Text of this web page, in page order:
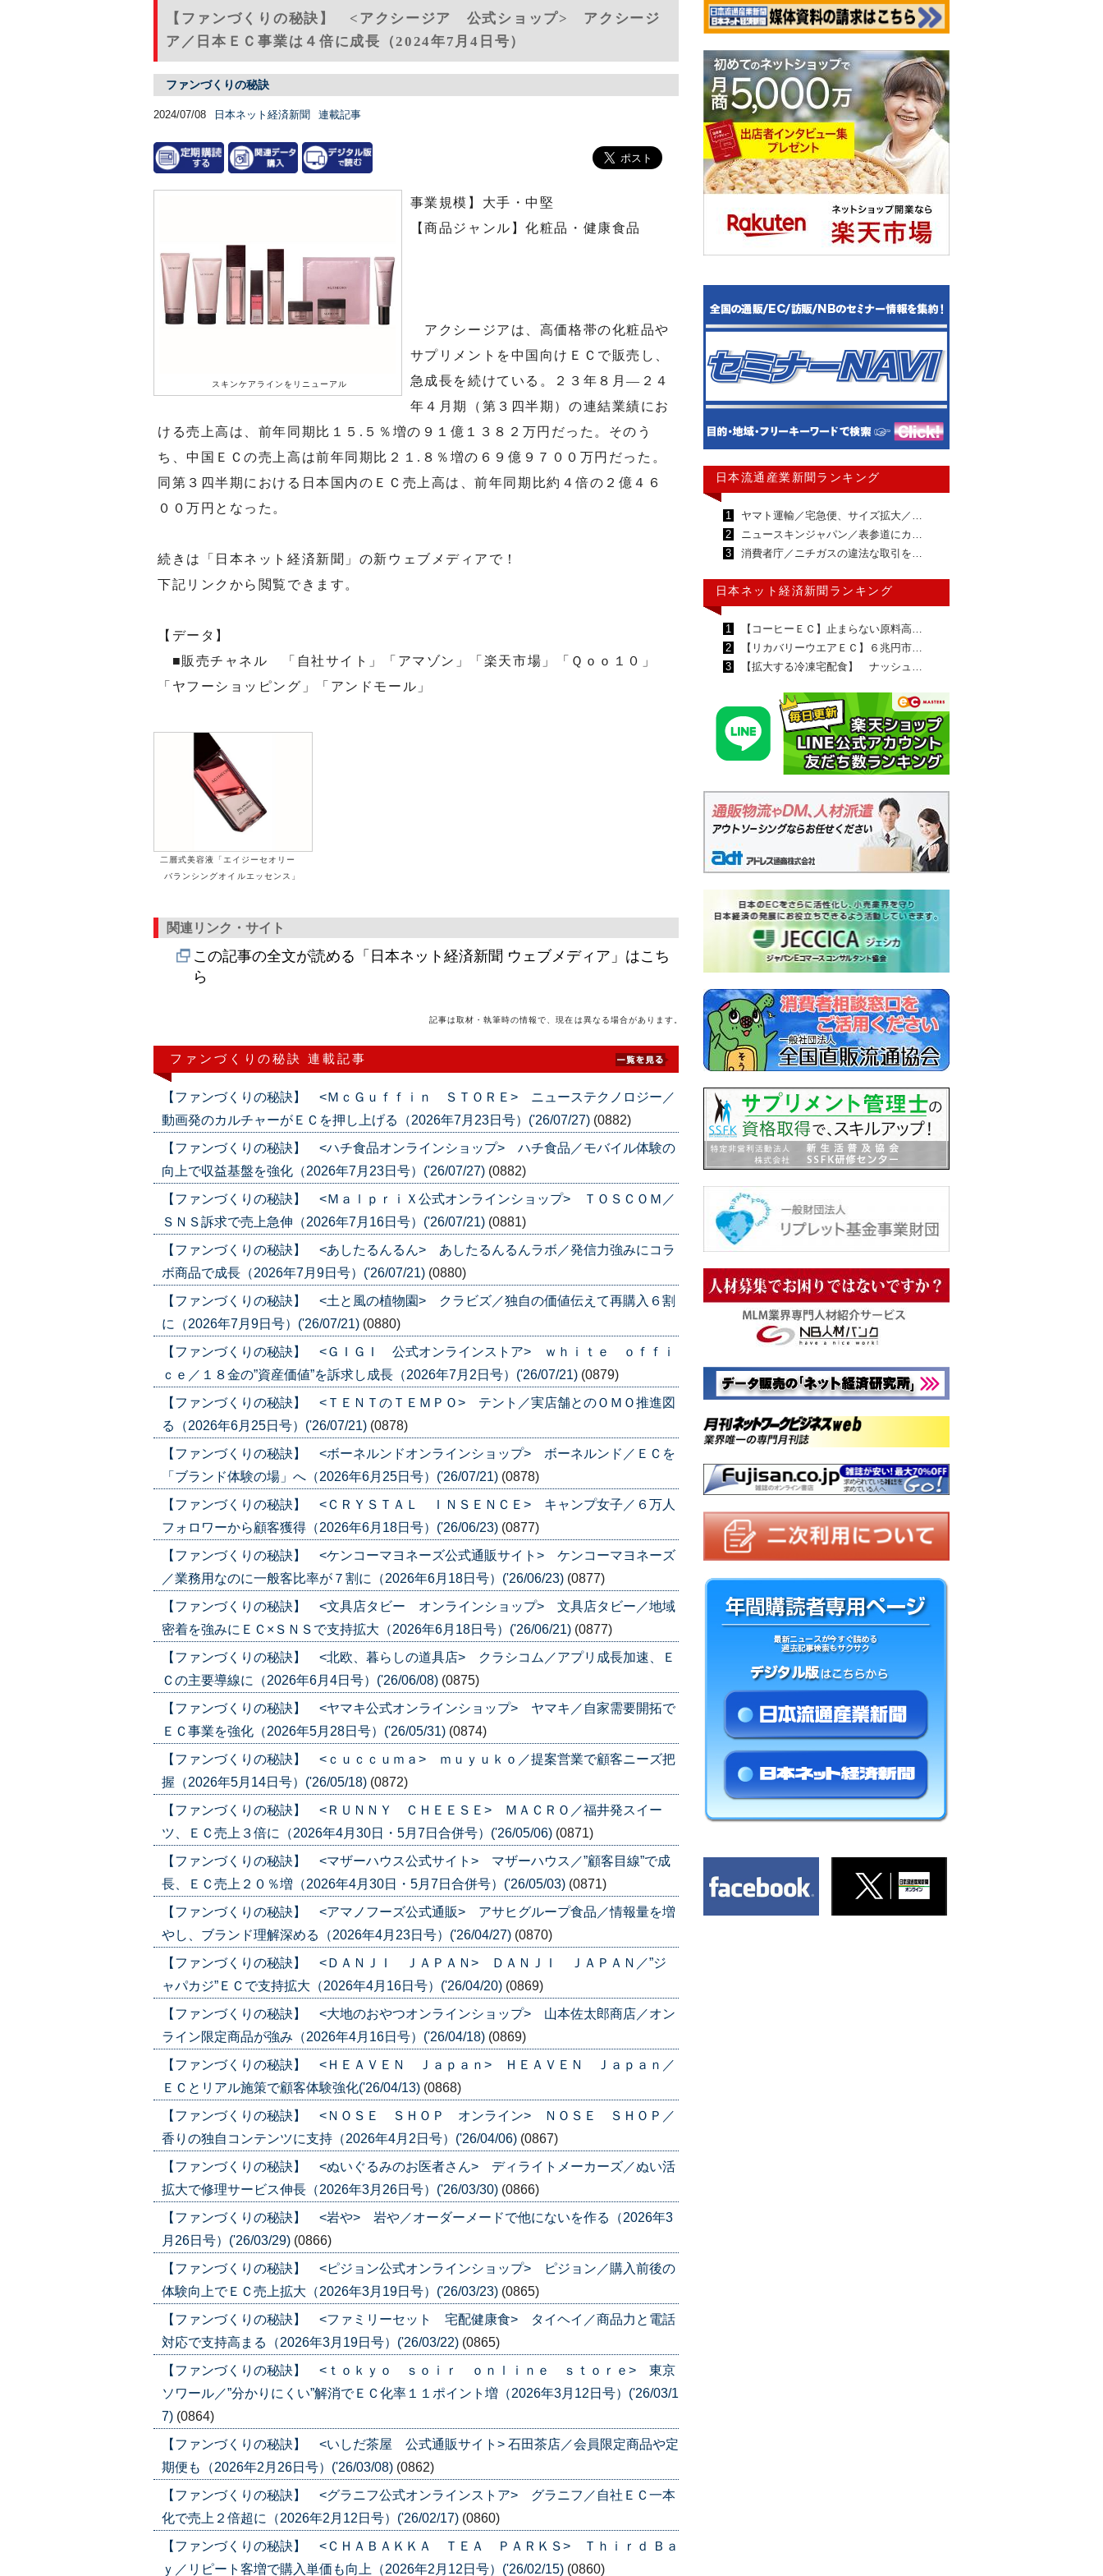
【ファンづくりの秘訣】 <アクシージア 公式ショップ> アクシージ
ア／日本ＥＣ事業は４倍に成長（2024年7月4日号）
ファンづくりの秘訣
2024/07/08 日本ネット経済新聞 連載記事
スキンケアラインをリニューアル
事業規模】大手・中堅
【商品ジャンル】化粧品・健康食品
アクシージアは、高価格帯の化粧品や
サプリメントを中国向けＥＣで販売し、
急成長を続けている。２３年８月―２４
年４月期（第３四半期）の連結業績にお
ける売上高は、前年同期比１５.５％増の９１億１３８２万円だった。そのう
ち、中国ＥＣの売上高は前年同期比２１.８％増の６９億９７００万円だった。
同第３四半期における日本国内のＥＣ売上高は、前年同期比約４倍の２億４６
００万円となった。
続きは「日本ネット経済新聞」の新ウェブメディアで！
下記リンクから閲覧できます。
【データ】
■販売チャネル 「自社サイト」「アマゾン」「楽天市場」「Ｑｏｏ１０」
「ヤフーショッピング」「アンドモール」
二層式美容液「エイジーセオリー
バランシングオイルエッセンス」
関連リンク・サイト
この記事の全文が読める「日本ネット経済新聞 ウェブメディア」はこち
ら
記事は取材・執筆時の情報で、現在は異なる場合があります。
ファンづくりの秘訣 連載記事
【ファンづくりの秘訣】 <ＭｃＧｕｆｆｉｎ ＳＴＯＲＥ> ニューステクノロジー／
動画発のカルチャーがＥＣを押し上げる（2026年7月23日号）('26/07/27) (0882)
【ファンづくりの秘訣】 <ハチ食品オンラインショップ> ハチ食品／モバイル体験の
向上で収益基盤を強化（2026年7月23日号）('26/07/27) (0882)
【ファンづくりの秘訣】 <ＭａｌｐｒｉＸ公式オンラインショップ> ＴＯＳＣＯＭ／
ＳＮＳ訴求で売上急伸（2026年7月16日号）('26/07/21) (0881)
【ファンづくりの秘訣】 <あしたるんるん> あしたるんるんラボ／発信力強みにコラ
ボ商品で成長（2026年7月9日号）('26/07/21) (0880)
【ファンづくりの秘訣】 <土と風の植物園> クラビズ／独自の価値伝えて再購入６割
に（2026年7月9日号）('26/07/21) (0880)
【ファンづくりの秘訣】 <ＧＩＧＩ 公式オンラインストア> ｗｈｉｔｅ ｏｆｆｉ
ｃｅ／１８金の”資産価値”を訴求し成長（2026年7月2日号）('26/07/21) (0879)
【ファンづくりの秘訣】 <ＴＥＮＴのＴＥＭＰＯ> テント／実店舗とのＯＭＯ推進図
る（2026年6月25日号）('26/07/21) (0878)
【ファンづくりの秘訣】 <ボーネルンドオンラインショップ> ボーネルンド／ＥＣを
「ブランド体験の場」へ（2026年6月25日号）('26/07/21) (0878)
【ファンづくりの秘訣】 <ＣＲＹＳＴＡＬ ＩＮＳＥＮＣＥ> キャンプ女子／６万人
フォロワーから顧客獲得（2026年6月18日号）('26/06/23) (0877)
【ファンづくりの秘訣】 <ケンコーマヨネーズ公式通販サイト> ケンコーマヨネーズ
／業務用なのに一般客比率が７割に（2026年6月18日号）('26/06/23) (0877)
【ファンづくりの秘訣】 <文具店タビー オンラインショップ> 文具店タビー／地域
密着を強みにＥＣ×ＳＮＳで支持拡大（2026年6月18日号）('26/06/21) (0877)
【ファンづくりの秘訣】 <北欧、暮らしの道具店> クラシコム／アプリ成長加速、Ｅ
Ｃの主要導線に（2026年6月4日号）('26/06/08) (0875)
【ファンづくりの秘訣】 <ヤマキ公式オンラインショップ> ヤマキ／自家需要開拓で
ＥＣ事業を強化（2026年5月28日号）('26/05/31) (0874)
【ファンづくりの秘訣】 <ｃｕｃｃｕｍａ> ｍｕｙｕｋｏ／提案営業で顧客ニーズ把
握（2026年5月14日号）('26/05/18) (0872)
【ファンづくりの秘訣】 <ＲＵＮＮＹ ＣＨＥＥＳＥ> ＭＡＣＲＯ／福井発スイー
ツ、ＥＣ売上３倍に（2026年4月30日・5月7日合併号）('26/05/06) (0871)
【ファンづくりの秘訣】 <マザーハウス公式サイト> マザーハウス／”顧客目線”で成
長、ＥＣ売上２０％増（2026年4月30日・5月7日合併号）('26/05/03) (0871)
【ファンづくりの秘訣】 <アマノフーズ公式通販> アサヒグループ食品／情報量を増
やし、ブランド理解深める（2026年4月23日号）('26/04/27) (0870)
【ファンづくりの秘訣】 <ＤＡＮＪＩ ＪＡＰＡＮ> ＤＡＮＪＩ ＪＡＰＡＮ／”ジ
ャパカジ”ＥＣで支持拡大（2026年4月16日号）('26/04/20) (0869)
【ファンづくりの秘訣】 <大地のおやつオンラインショップ> 山本佐太郎商店／オン
ライン限定商品が強み（2026年4月16日号）('26/04/18) (0869)
【ファンづくりの秘訣】 <ＨＥＡＶＥＮ Ｊａｐａｎ> ＨＥＡＶＥＮ Ｊａｐａｎ／
ＥＣとリアル施策で顧客体験強化('26/04/13) (0868)
【ファンづくりの秘訣】 <ＮＯＳＥ ＳＨＯＰ オンライン> ＮＯＳＥ ＳＨＯＰ／
香りの独自コンテンツに支持（2026年4月2日号）('26/04/06) (0867)
【ファンづくりの秘訣】 <ぬいぐるみのお医者さん> ディライトメーカーズ／ぬい活
拡大で修理サービス伸長（2026年3月26日号）('26/03/30) (0866)
【ファンづくりの秘訣】 <岩や> 岩や／オーダーメードで他にないを作る（2026年3
月26日号）('26/03/29) (0866)
【ファンづくりの秘訣】 <ピジョン公式オンラインショップ> ピジョン／購入前後の
体験向上でＥＣ売上拡大（2026年3月19日号）('26/03/23) (0865)
【ファンづくりの秘訣】 <ファミリーセット 宅配健康食> タイヘイ／商品力と電話
対応で支持高まる（2026年3月19日号）('26/03/22) (0865)
【ファンづくりの秘訣】 <ｔｏｋｙｏ ｓｏｉｒ ｏｎｌｉｎｅ ｓｔｏｒｅ> 東京
ソワール／”分かりにくい”解消でＥＣ化率１１ポイント増（2026年3月12日号）('26/03/1
7) (0864)
【ファンづくりの秘訣】 <いしだ茶屋 公式通販サイト> 石田茶店／会員限定商品や定
期便も（2026年2月26日号）('26/03/08) (0862)
【ファンづくりの秘訣】 <グラニフ公式オンラインストア> グラニフ／自社ＥＣ一本
化で売上２倍超に（2026年2月12日号）('26/02/17) (0860)
【ファンづくりの秘訣】 <ＣＨＡＢＡＫＫＡ ＴＥＡ ＰＡＲＫＳ> Ｔｈｉｒｄ Ｂａ
ｙ／リピート客増で購入単価も向上（2026年2月12日号）('26/02/15) (0860)
日本流通産業新聞ランキング
1
ヤマト運輸／宅急便、サイズ拡大／…
2
ニュースキンジャパン／表参道にカ…
3
消費者庁／ニチガスの違法な取引を…
日本ネット経済新聞ランキング
1
【コーヒーＥＣ】止まらない原料高…
2
【リカバリーウエアＥＣ】６兆円市…
3
【拡大する冷凍宅配食】 ナッシュ…